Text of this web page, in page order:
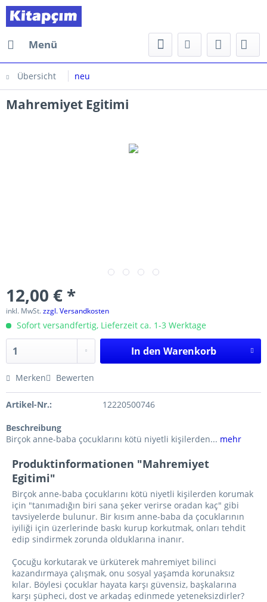
Menü
Übersicht neu
Mahremiyet Egitimi
12,00 € *
inkl. MwSt.zzgl. Versandkosten
Sofort versandfertig, Lieferzeit ca. 1-3 Werktage
In den Warenkorb
Merken Bewerten
Artikel-Nr.: 12220500746
Beschreibung
Birçok anne-baba çocuklarını kötü niyetli kişilerden... mehr
Produktinformationen "Mahremiyet
Egitimi"
Birçok anne-baba çocuklarını kötü niyetli kişilerden korumak
için "tanımadığın biri sana şeker verirse oradan kaç" gibi
tavsiyelerde bulunur. Bir kısım anne-baba da çocuklarının
iyiliği için üzerlerinde baskı kurup korkutmak, onları tehdit
edip sindirmek zorunda olduklarına inanır.
Çocuğu korkutarak ve ürküterek mahremiyet bilinci
kazandırmaya çalışmak, onu sosyal yaşamda korunaksız
kılar. Böylesi çocuklar hayata karşı güvensiz, başkalarına
karşı şüpheci, dost ve arkadaş edinmede yeteneksizdirler?